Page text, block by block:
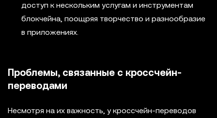
доступ к нескольким услугам и инструментам
блокчейна, поощряя творчество и разнообразие
в приложениях.
Проблемы, связанные с кроссчейн-
переводами
Несмотря на их важность, у кроссчейн-переводов